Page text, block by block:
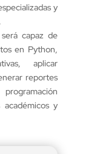
y
capaz de
en Python,
aplicar
reportes
y